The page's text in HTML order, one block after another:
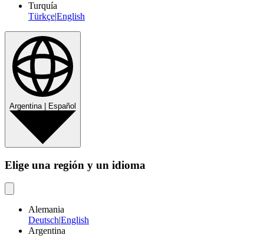
Turquía
Türkçe|English
Argentina | Español
Elige una región y un idioma
Alemania
Deutsch|English
Argentina